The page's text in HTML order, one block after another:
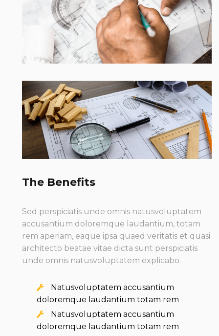
The Benefits
Sed perspiciatis unde omnis natusvoluptatem
accusantium doloremque laudantium, totam
rem aperiam, eaque ipsa quaed veritatis et quasi
architecto beatae vitae dicta sunt perspiciatis
unde omnis natusvoluptatem explicabo.
Natusvoluptatem accusantium
doloremque laudantium totam rem
Natusvoluptatem accusantium
doloremque laudantium totam rem